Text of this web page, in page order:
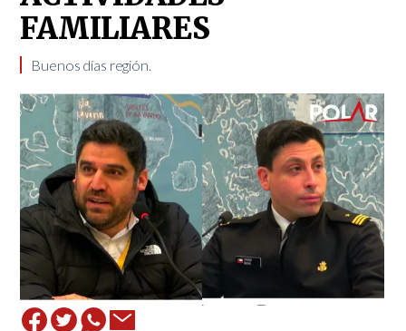
FAMILIARES
Buenos días región.